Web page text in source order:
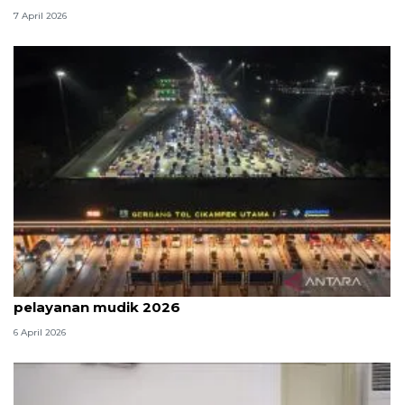
7 April 2026
Survei: 88,8 persen responden puas dengan
pelayanan mudik 2026
6 April 2026